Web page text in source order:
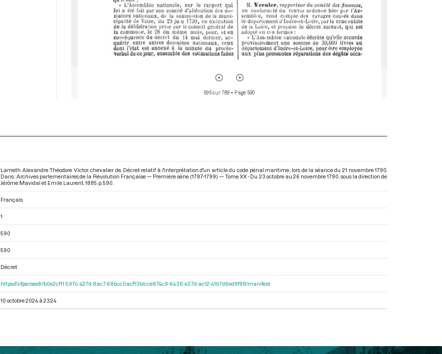
595 sur 789 • Page 590
Lameth Alexandre Théodore Victor, chevalier de. Décret relatif à l'interprétation d'un article du code pénal maritime, lors de la séance du 21 novembre 1790.
Dans : Archives parlementaires de la Révolution Française — Première série (1787-1799) — Tome XX - Du 23 octobre au 26 novembre 1790 , sous la direction de
Jérôme Mavidal et Emile Laurent. 1885. p. 590.
Français
1
590
590
Décret
https://iiif.persee.fr/b0e2cf11-597c-427d-8ac7-68bcc0acf13b/cce674c9-6436-407d-ac12-41b7d6ed9f98/manifest
10 octobre 2024 à 23:24